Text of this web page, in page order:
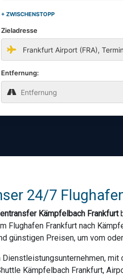
+ ZWISCHENSTOPP
Zieladresse
Entfernung:
24/7
Kämpfelbach Frankfurt
Flughafen Frankfurt nach
günstigen Preisen, um vom
mit
Kämpfelbach Frankfurt,